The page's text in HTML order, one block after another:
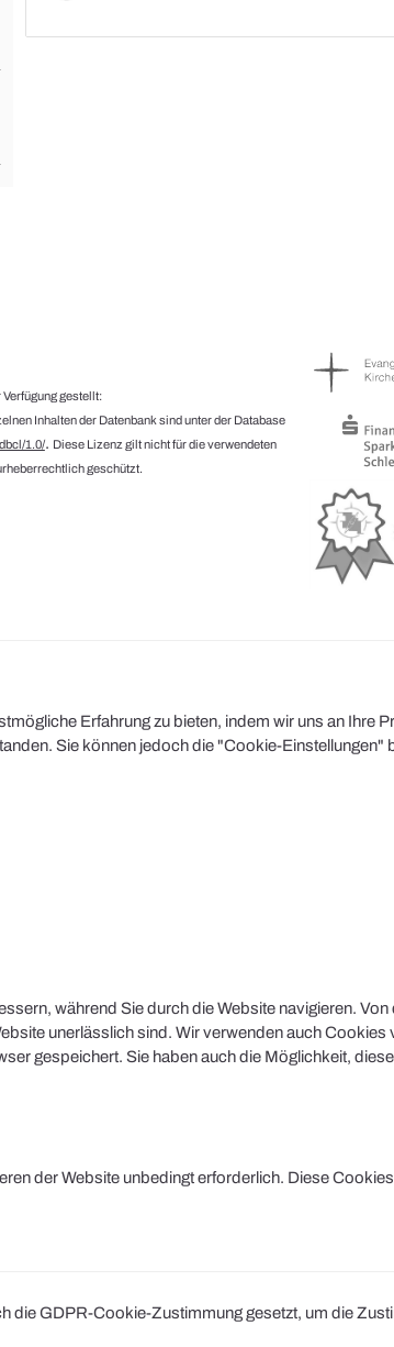
gestellt:
Inhalten der Datenbank sind unter der Database
1.0/. Diese Lizenz gilt nicht für die verwendeten
geschützt.
Erfahrung zu bieten, indem wir uns an Ihre
Sie können jedoch die "Cookie-Einstellungen"
während Sie durch die Website navigieren.
unerlässlich sind. Wir verwenden auch
gespeichert. Sie haben auch die Möglichkeit,
der Website unbedingt erforderlich. Diese
die GDPR-Cookie-Zustimmung gesetzt, um die